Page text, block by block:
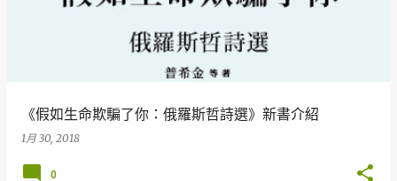
《假如生命欺騙了你：俄羅斯哲詩選》新書介紹
1月 30, 2018
0